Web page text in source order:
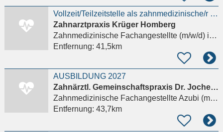
Vollzeit/Teilzeitstelle als zahnmedizinische/r Fachangestellte/r
Zahnarztpraxis Krüger Homberg
Zahnmedizinische Fachangestellte (m/w/d)in Homberg (Efze)
Entfernung: 41,5km
AUSBILDUNG 2027
Zahnärztl. Gemeinschaftspraxis Dr. Jochen Ruppel & Yorrick Ruppel GbR
Zahnmedizinische Fachangestellte Azubi (m/w/d)
Entfernung: 43,7km